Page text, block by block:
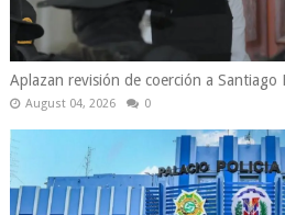
Aplazan revisión de coerción a Santiago
August 04, 2026 0